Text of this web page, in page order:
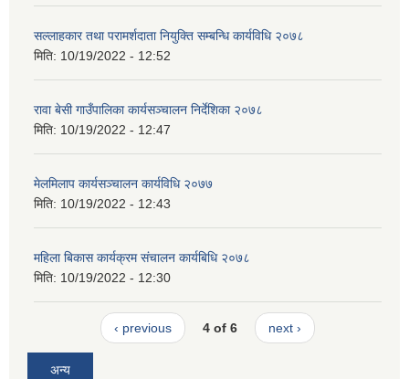
सल्लाहकार तथा परामर्शदाता नियुक्ति सम्बन्धि कार्यविधि २०७८
मिति: 10/19/2022 - 12:52
रावा बेसी गाउँपालिका कार्यसञ्चालन निर्देशिका २०७८
मिति: 10/19/2022 - 12:47
मेलमिलाप कार्यसञ्चालन कार्यविधि २०७७
मिति: 10/19/2022 - 12:43
महिला बिकास कार्यक्रम संचालन कार्यबिधि २०७८
मिति: 10/19/2022 - 12:30
‹ previous 4 of 6 next ›
अन्य